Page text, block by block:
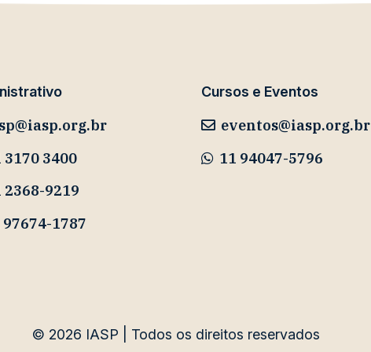
3170 3400
2368-9219
97674-1787
Cursos e Eventos
eventos@iasp.org.br
11 94047-5796
© 2026 IASP | Todos os direitos reservados